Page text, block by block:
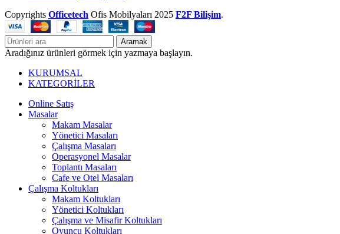
Copyrights Officetech Ofis Mobilyaları 2025 F2F Bilişim.
Aramak
Aradığınız ürünleri görmek için yazmaya başlayın.
KURUMSAL
KATEGORİLER
Online Satış
Masalar
Makam Masalar
Yönetici Masaları
Çalışma Masaları
Operasyonel Masalar
Toplantı Masaları
Cafe ve Otel Masaları
Çalışma Koltukları
Makam Koltukları
Yönetici Koltukları
Çalışma ve Misafir Koltukları
Oyuncu Koltukları